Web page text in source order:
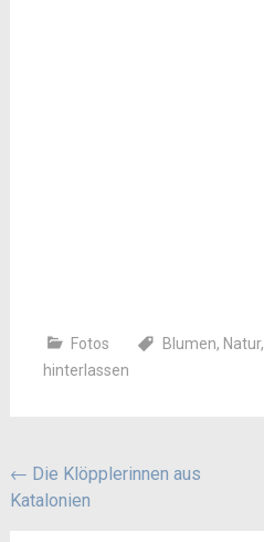
Fotos Blumen, Natur,
hinterlassen
Beitragsnavigation
← Die Klöpplerinnen aus
Katalonien